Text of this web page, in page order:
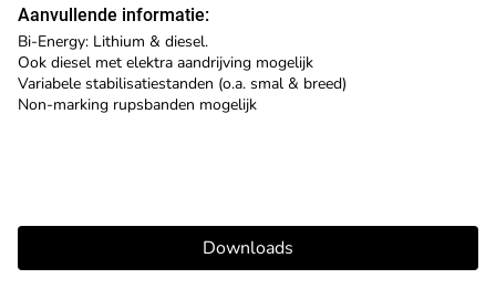
Downloads
Aanvullende informatie:
Bi-Energy: Lithium & diesel.
Ook diesel met elektra aandrijving mogelijk
Variabele stabilisatiestanden (o.a. smal & breed)
Non-marking rupsbanden mogelijk